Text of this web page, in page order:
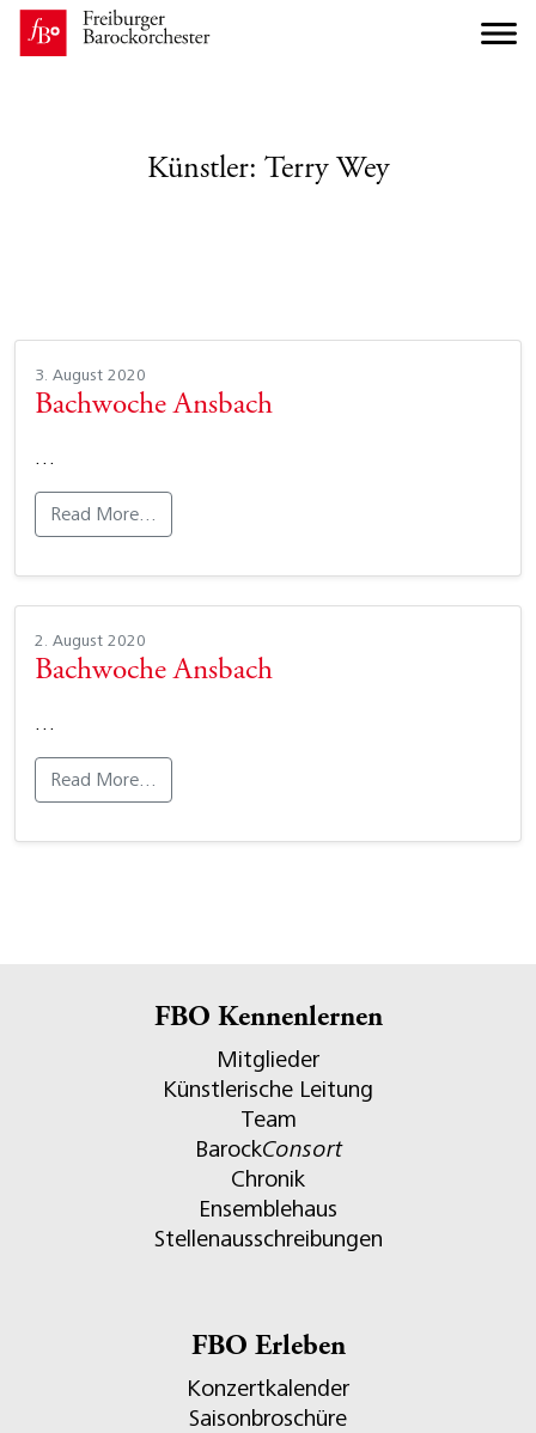
Künstler: Terry Wey
3. August 2020
Bachwoche Ansbach
…
Read More…
2. August 2020
Bachwoche Ansbach
…
Read More…
FBO Kennenlernen
Mitglieder
Künstlerische Leitung
Team
BarockConsort
Chronik
Ensemblehaus
Stellenausschreibungen
FBO Erleben
Konzertkalender
Saisonbroschüre